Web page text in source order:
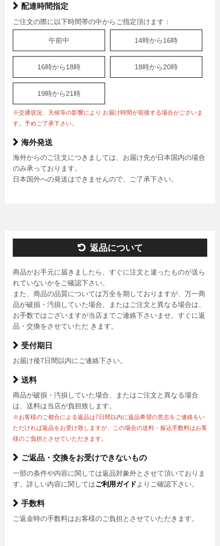
配達時間指定
ご注文の際に以下時間帯の中からご指定頂けます：
午前中 14時から16時
16時から18時 18時から20時
19時から21時
※交通状況、天候等の影響により お届け時間が前後する場合がございま
す。予めご了承下さい。
海外発送
海外からのご注文につきましては、お届け先が日本国内の場合
のみ承っております。
日本国外への発送はできませんので、ご了承下さい。
返品について
商品がお手元に届きましたら、すぐに注文と違ったものが送ら
れていないかをご確認下さい。
また、商品の品質については万全を期しておりますが、万一商
品が破損・汚損していた場合、またはご注文と異なる場合は、
お手数ではございますが当店までご連絡下さいませ。すぐに返
品・交換をさせていただ きます。
受付期日
お届け後7日間以内にご連絡下さい。
送料
商品が破損・汚損していた場合、またはご注文と異なる場合
は、送料は当店が負担致します。
※お客様のご都合による返品は7日間以内に返品希望の意志をご連絡をい
ただければ返品をお受け致しますが、この場合の送料・振込手数料はお客
様のご負担とさせていただきます。
ご返品・交換をお受けできないもの
一部の条件や内容に関しては返品対象外とさせて頂いておりま
す。詳しい内容に関してはご利用ガイドよりご確認下さい。
手数料
ご返金時の手数料はお客様のご負担とさせていただきます。